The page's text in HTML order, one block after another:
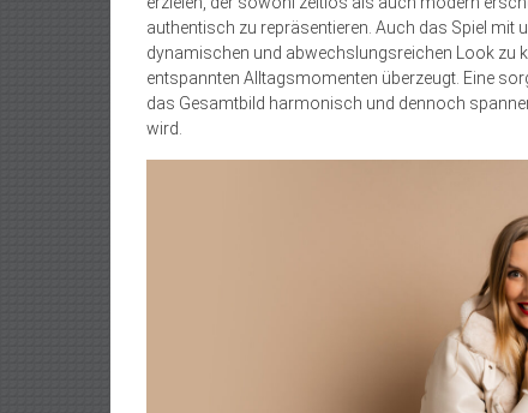
authentisch zu repräsentieren. Auch das Spiel mit
dynamischen und abwechslungsreichen Look zu
entspannten Alltagsmomenten überzeugt. Eine
das Gesamtbild harmonisch und dennoch
wird.